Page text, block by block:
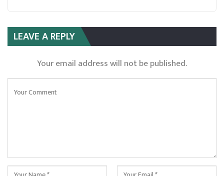
LEAVE A REPLY
Your email address will not be published.